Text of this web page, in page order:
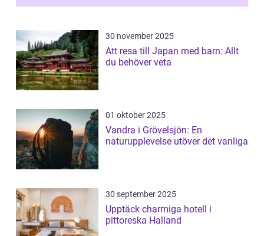
30 november 2025
Att resa till Japan med barn: Allt
du behöver veta
01 oktober 2025
Vandra i Grövelsjön: En
naturupplevelse utöver det vanliga
30 september 2025
Upptäck charmiga hotell i
pittoreska Halland